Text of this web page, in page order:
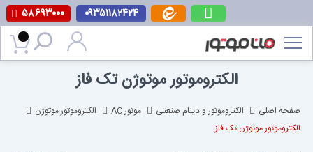
۵۸۶۹۳۰۰۰ ۰۹۳۵۱۱۸۲۴۲۴
به
الکتروموتور موتوژن تک فاز
صفحه اصلی الکتروموتور و دینام صنعتی موتور AC
الکتروموتور موتوژن
الکتروموتور موتوژن تک فاز